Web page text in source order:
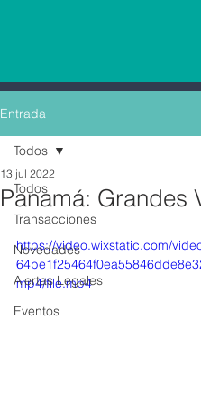
Entrada
Todos
Transacciones
Novedades
Alertas Legales
Eventos
Todos
Panamá: Grandes
13 jul 2022
https://video.wixstatic.com/
mp4/file.mp4